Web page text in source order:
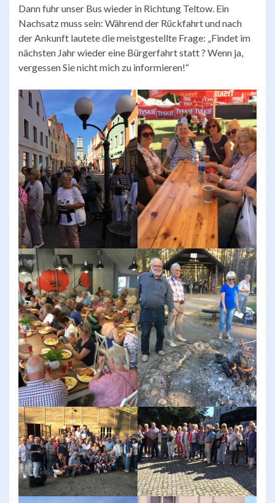
Dann fuhr unser Bus wieder in Richtung Teltow. Ein
Nachsatz muss sein: Während der Rückfahrt und nach
der Ankunft lautete die meistgestellte Frage: „Findet im
nächsten Jahr wieder eine Bürgerfahrt statt ? Wenn ja,
vergessen Sie nicht mich zu informieren!“